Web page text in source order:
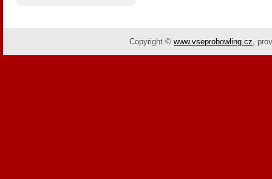
Copyright © www.vseprobowling.cz,